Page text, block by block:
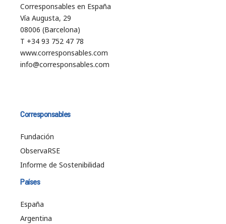
Corresponsables en España
Vía Augusta, 29
08006 (Barcelona)
T +34 93 752 47 78
www.corresponsables.com
info@corresponsables.com
Corresponsables
Fundación
ObservaRSE
Informe de Sostenibilidad
Países
España
Argentina